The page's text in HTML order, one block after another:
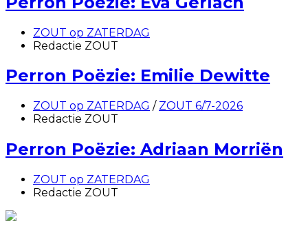
ZOUT op ZATERDAG
Redactie ZOUT
Perron Poëzie: Emilie Dewitte
ZOUT op ZATERDAG / ZOUT 6/7-2026
Redactie ZOUT
Perron Poëzie: Adriaan Morriën
ZOUT op ZATERDAG
Redactie ZOUT